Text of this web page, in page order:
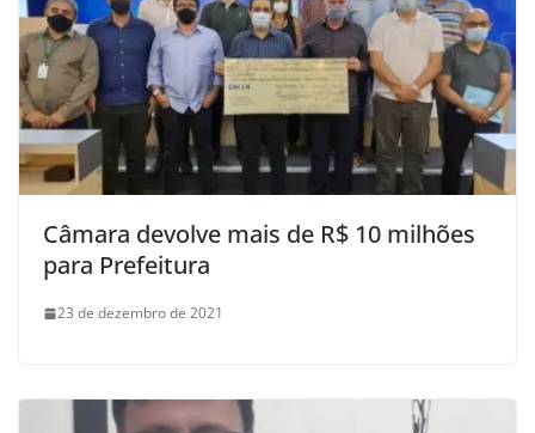
Câmara devolve mais de R$ 10 milhões
para Prefeitura
23 de dezembro de 2021